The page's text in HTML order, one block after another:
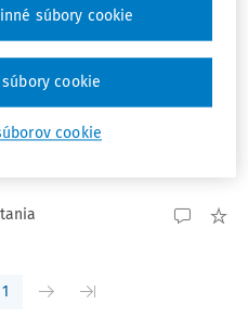
práva 2015
2015 Bc. Dominik Fabian
univerzity v Trnave.
Martišková študent...
1
cookie
súbory cookie
cookie